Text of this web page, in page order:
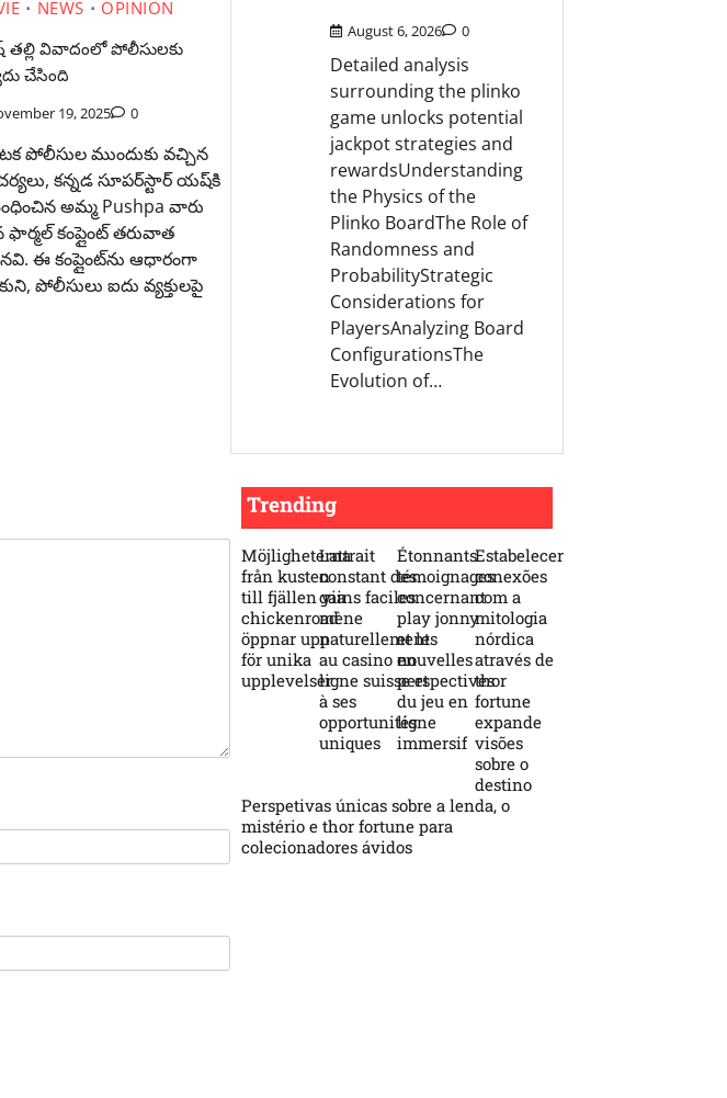
NEWS
OPINION
వివాదంలో పోలీసులకు
చేసింది
19, 2025 0
పోలీసుల ముందుకు వచ్చిన
కన్నడ సూపర్‌స్టార్ యష్‌కి
అమ్మ Pushpa వారు
కంప్లైంట్ తరువాత
ఈ కంప్లైంట్‌ను ఆధారంగా
పోలీసులు ఐదు వ్యక్తులపై
August 6, 2026 0
Detailed analysis
surrounding the plinko
game unlocks potential
jackpot strategies and
rewardsUnderstanding
the Physics of the
Plinko BoardThe Role of
Randomness and
ProbabilityStrategic
Considerations for
PlayersAnalyzing Board
ConfigurationsThe
Evolution of…
Trending
Möjligheterna
från kusten
till fjällen via
chickenroad
öppnar upp
för unika
upplevelser
Lattrait
constant des
gains faciles
mène
naturellement
au casino en
ligne suisse et
à ses
opportunités
uniques
Étonnants
témoignages
concernant
play jonny
et les
nouvelles
perspectives
du jeu en
ligne
immersif
Estabelecer
conexões
com a
mitologia
nórdica
através de
thor
fortune
expande
visões
sobre o
destino
Perspetivas únicas sobre a lenda, o
mistério e thor fortune para
colecionadores ávidos